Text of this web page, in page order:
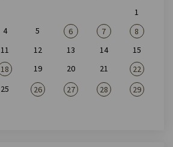
1
4 5 6 7
8
11 12 13 14
15
18 19 20 21
22
25 26 27 28
29